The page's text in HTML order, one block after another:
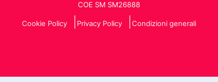
COE SM SM26888
Cookie Policy Privacy Policy Condizioni generali